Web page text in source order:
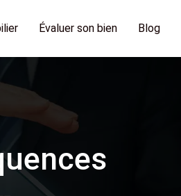
Évaluer son bien Blog